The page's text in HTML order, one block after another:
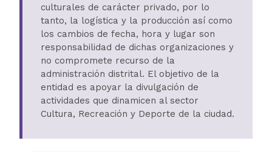
culturales de carácter privado, por lo
tanto, la logística y la producción así como
los cambios de fecha, hora y lugar son
responsabilidad de dichas organizaciones y
no compromete recurso de la
administración distrital. El objetivo de la
entidad es apoyar la divulgación de
actividades que dinamicen al sector
Cultura, Recreación y Deporte de la ciudad.